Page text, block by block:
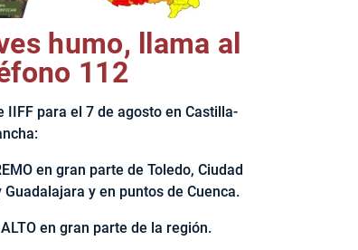
humo, llama al
112
IIFF para el 7 de agosto en Castilla-
en gran parte de Toledo, Ciudad
Guadalajara y en puntos de Cuenca.
en gran parte de la región.